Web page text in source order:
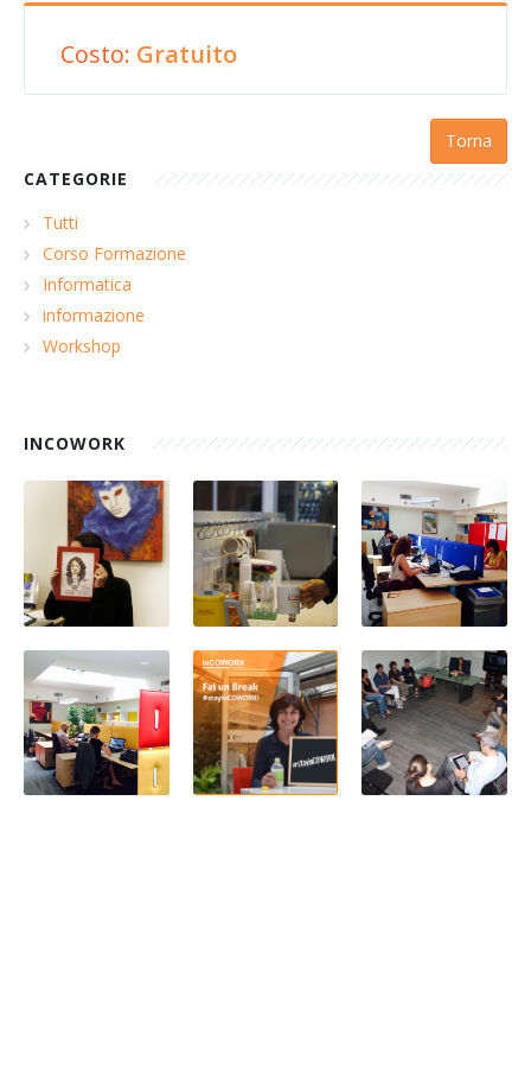
Costo: Gratuito
Torna
CATEGORIE
Tutti
Corso Formazione
Informatica
informazione
Workshop
INCOWORK